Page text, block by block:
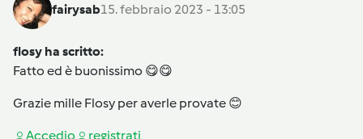
fairysab15. febbraio 2023 - 13:05
flosy ha scritto:
Fatto ed è buonissimo 😋😋
Grazie mille Flosy per averle provate 😊
Accedio registrati